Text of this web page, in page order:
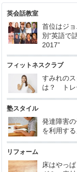
英会話教室
首位はジ
別“英語で
2017”
フィットネスクラブ
すみれの
は？ トレ
塾スタイル
発達障害
を利用す
リフォーム
床はやっ